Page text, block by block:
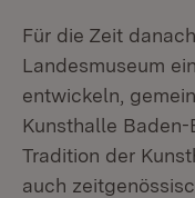
Für die Zeit
Landesmuseum
entwickeln,
Kunsthalle
Tradition der
auch